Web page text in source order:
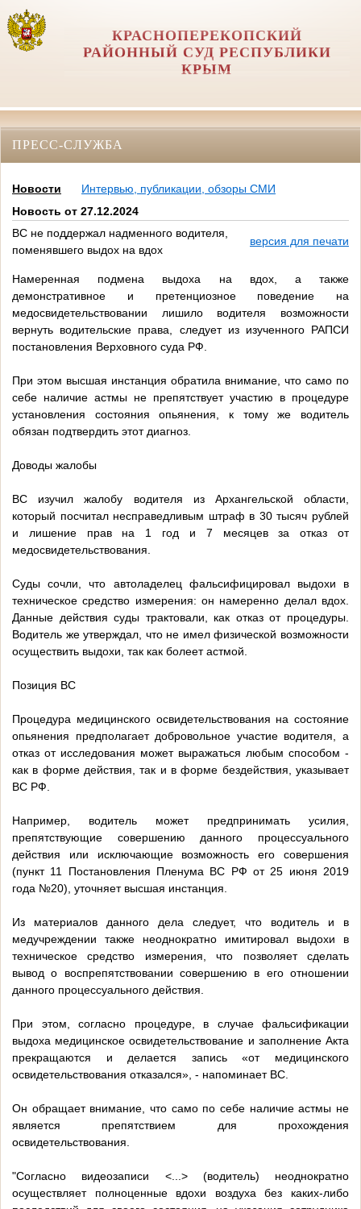
КРАСНОПЕРЕКОПСКИЙ
РАЙОННЫЙ СУД РЕСПУБЛИКИ
КРЫМ
ПРЕСС-СЛУЖБА
Новости
Интервью, публикации, обзоры СМИ
Новость от 27.12.2024
ВС не поддержал надменного водителя,
поменявшего выдох на вдох
версия для печати
Намеренная подмена выдоха на вдох, а также
демонстративное и претенциозное поведение на
медосвидетельствовании лишило водителя возможности
вернуть водительские права, следует из изученного РАПСИ
постановления Верховного суда РФ.
При этом высшая инстанция обратила внимание, что само по
себе наличие астмы не препятствует участию в процедуре
установления состояния опьянения, к тому же водитель
обязан подтвердить этот диагноз.
Доводы жалобы
ВС изучил жалобу водителя из Архангельской области,
который посчитал несправедливым штраф в 30 тысяч рублей
и лишение прав на 1 год и 7 месяцев за отказ от
медосвидетельствования.
Суды сочли, что автоладелец фальсифицировал выдохи в
техническое средство измерения: он намеренно делал вдох.
Данные действия суды трактовали, как отказ от процедуры.
Водитель же утверждал, что не имел физической возможности
осуществить выдохи, так как болеет астмой.
Позиция ВС
Процедура медицинского освидетельствования на состояние
опьянения предполагает добровольное участие водителя, а
отказ от исследования может выражаться любым способом -
как в форме действия, так и в форме бездействия, указывает
ВС РФ.
Например, водитель может предпринимать усилия,
препятствующие совершению данного процессуального
действия или исключающие возможность его совершения
(пункт 11 Постановления Пленума ВС РФ от 25 июня 2019
года №20), уточняет высшая инстанция.
Из материалов данного дела следует, что водитель и в
медучреждении также неоднократно имитировал выдохи в
техническое средство измерения, что позволяет сделать
вывод о воспрепятствовании совершению в его отношении
данного процессуального действия.
При этом, согласно процедуре, в случае фальсификации
выдоха медицинское освидетельствование и заполнение Акта
прекращаются и делается запись «от медицинского
освидетельствования отказался», - напоминает ВС.
Он обращает внимание, что само по себе наличие астмы не
является препятствием для прохождения
освидетельствования.
"Согласно видеозаписи <...> (водитель) неоднократно
осуществляет полноценные вдохи воздуха без каких-либо